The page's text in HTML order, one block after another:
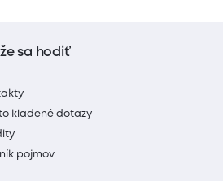
sa hodiť
kladené dotazy
pojmov